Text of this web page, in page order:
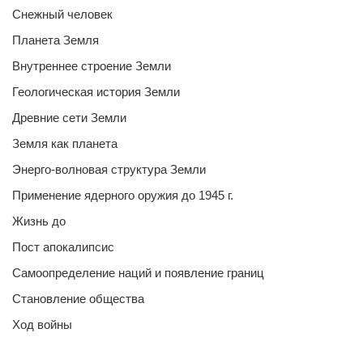
Снежный человек
Планета Земля
Внутреннее строение Земли
Геологическая история Земли
Древние сети Земли
Земля как планета
Энерго-волновая структура Земли
Применение ядерного оружия до 1945 г.
Жизнь до
Пост апокалипсис
Самоопределение наций и появление границ
Становление общества
Ход войны